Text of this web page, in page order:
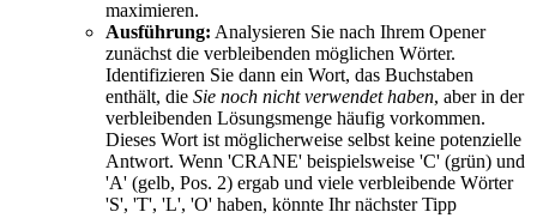
maximieren.
Ausführung: Analysieren Sie nach Ihrem Opener
zunächst die verbleibenden möglichen Wörter.
Identifizieren Sie dann ein Wort, das Buchstaben
enthält, die Sie noch nicht verwendet haben, aber in der
verbleibenden Lösungsmenge häufig vorkommen.
Dieses Wort ist möglicherweise selbst keine potenzielle
Antwort. Wenn 'CRANE' beispielsweise 'C' (grün) und
'A' (gelb, Pos. 2) ergab und viele verbleibende Wörter
'S', 'T', 'L', 'O' haben, könnte Ihr nächster Tipp